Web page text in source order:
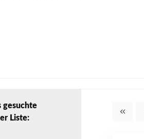
gesuchte
Liste: